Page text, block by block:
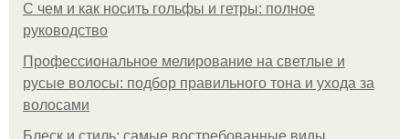
С чем и как носить гольфы и гетры: полное
руководство
Профессиональное мелирование на светлые и
русые волосы: подбор правильного тона и ухода за
волосами
Блеск и стиль: самые востребованные виды